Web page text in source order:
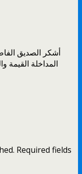
أشكر الصديق
المداخلة
Required fields